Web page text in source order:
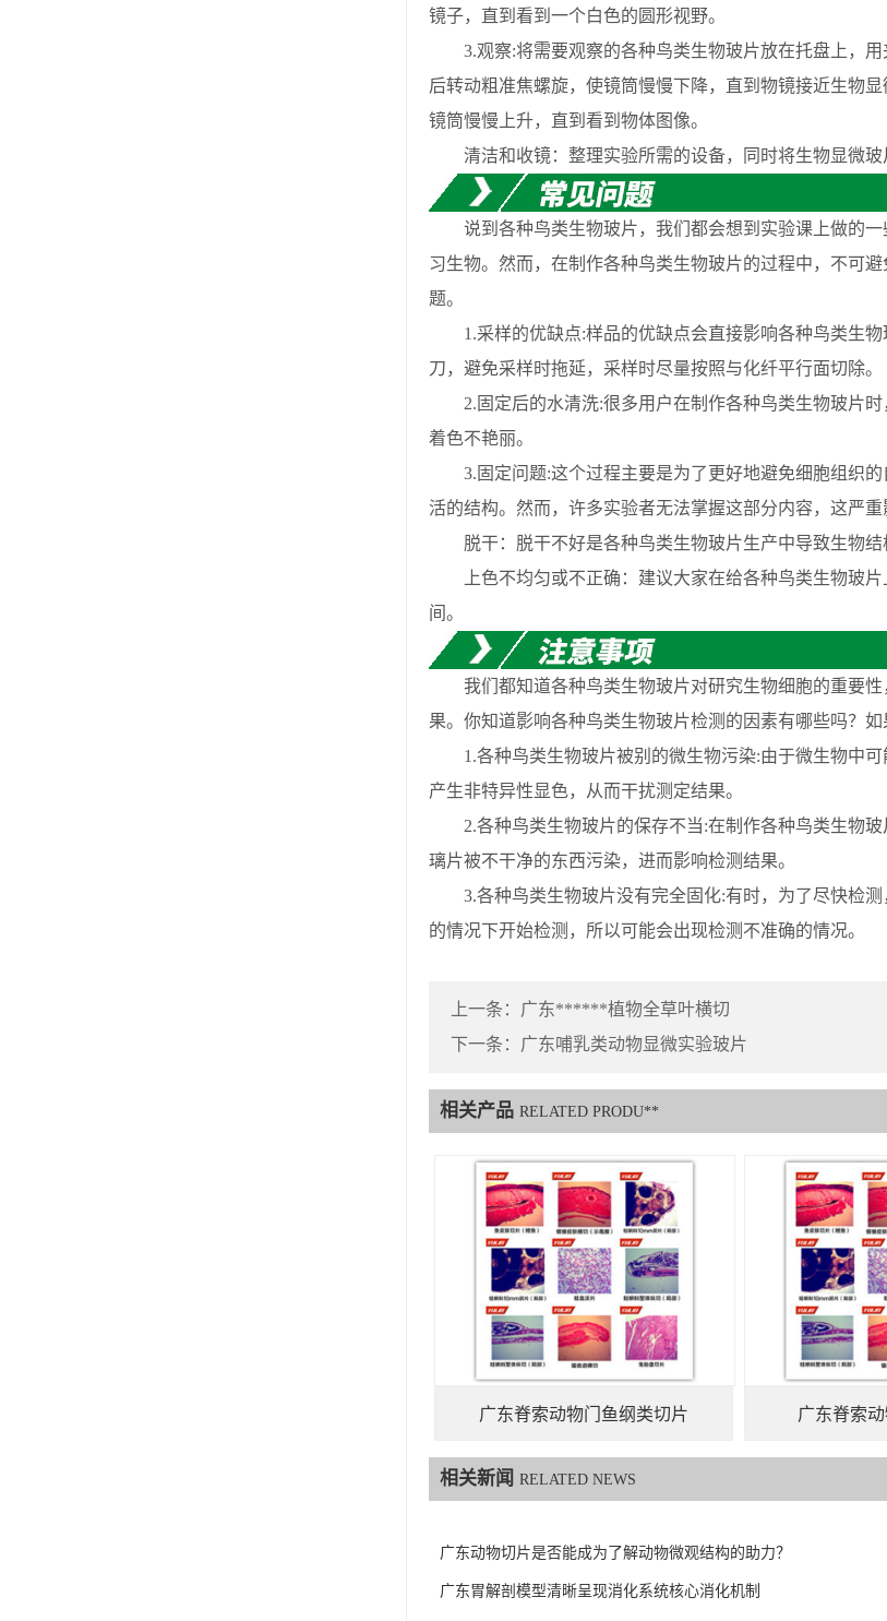
镜子，直到看到一个白色的圆形视野。
3.观察:将需要观察的各种鸟类生物玻片放在托盘上，用
后转动粗准焦螺旋，使镜筒慢慢下降，直到物镜接近生物
镜筒慢慢上升，直到看到物体图像。
清洁和收镜：整理实验所需的设备，同时将生物显微玻
说到各种鸟类生物玻片，我们都会想到实验课上做的一
习生物。然而，在制作各种鸟类生物玻片的过程中，不可
题。
1.采样的优缺点:样品的优缺点会直接影响各种鸟类生物
刀，避免采样时拖延，采样时尽量按照与化纤平行面切除。
2.固定后的水清洗:很多用户在制作各种鸟类生物玻片时
着色不艳丽。
3.固定问题:这个过程主要是为了更好地避免细胞组织的
活的结构。然而，许多实验者无法掌握这部分内容，这严
脱干：脱干不好是各种鸟类生物玻片生产中导致生物结
上色不均匀或不正确：建议大家在给各种鸟类生物玻片
间。
我们都知道各种鸟类生物玻片对研究生物细胞的重要性
果。你知道影响各种鸟类生物玻片检测的因素有哪些吗？如
1.各种鸟类生物玻片被别的微生物污染:由于微生物中可
产生非特异性显色，从而干扰测定结果。
2.各种鸟类生物玻片的保存不当:在制作各种鸟类生物玻
璃片被不干净的东西污染，进而影响检测结果。
3.各种鸟类生物玻片没有完全固化:有时，为了尽快检测
的情况下开始检测，所以可能会出现检测不准确的情况。
上一条： 广东******植物全草叶横切
下一条： 广东哺乳类动物显微实验玻片
相关产品 RELATED PRODU**
广东脊索动物门鱼纲类切片 广东脊索
相关新闻 RELATED NEWS
广东动物切片是否能成为了解动物微观结构的助力？
广东胃解剖模型清晰呈现消化系统核心消化机制